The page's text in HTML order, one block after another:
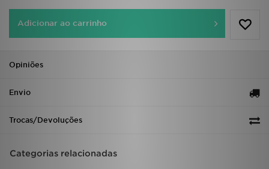
Adicionar ao carrinho
Opiniões
Envio
Trocas/Devoluções
Categorias relacionadas